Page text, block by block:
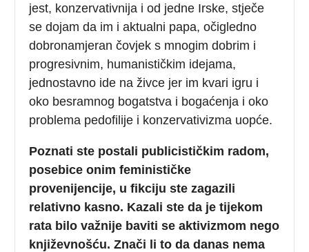
jest, konzervativnija i od jedne Irske, stječe
se dojam da im i aktualni papa, očigledno
dobronamjeran čovjek s mnogim dobrim i
progresivnim, humanističkim idejama,
jednostavno ide na živce jer im kvari igru i
oko besramnog bogatstva i bogaćenja i oko
problema pedofilije i konzervativizma uopće.
Poznati ste postali publicističkim radom,
posebice onim feminističke
provenijencije, u fikciju ste zagazili
relativno kasno. Kazali ste da je tijekom
rata bilo važnije baviti se aktivizmom nego
književnošću. Znači li to da danas nema